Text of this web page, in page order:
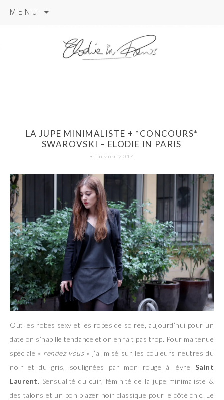
MENU
LA JUPE MINIMALISTE + *CONCOURS*
SWAROVSKI – ELODIE IN PARIS
9 janvier 2014
Out les robes sexy et les robes de soirée, aujourd’hui pour un
date on s’habille tendance et on en fait pas trop. Pour ma tenue
spéciale « rendez vous» j’ai misé sur les couleurs neutres du
noir et du gris, soulignées par mon rouge à lèvre Saint
Laurent. Sensualité du cuir, féminité de la jupe minimaliste &
des talons et un bon blazer noir classique pour le côté chic. Le